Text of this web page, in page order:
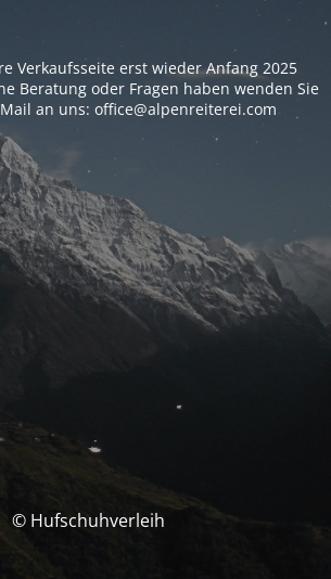
Verkaufsseite erst wieder Anfang 2025
Beratung oder Fragen haben wenden Sie
an uns: office@alpenreiterei.com
© Hufschuhverleih